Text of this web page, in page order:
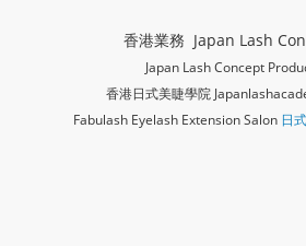
香港業務 Japan Lash
Japan Lash Concept
香港日式美睫學院
Fabulash Eyelash Extension Salon 日